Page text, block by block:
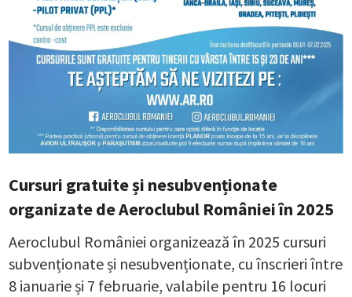
Cursuri gratuite și nesubvenționate
organizate de Aeroclubul României în 2025
Aeroclubul României organizează în 2025 cursuri
subvenționate și nesubvenționate, cu înscrieri între
8 ianuarie și 7 februarie, valabile pentru 16 locuri